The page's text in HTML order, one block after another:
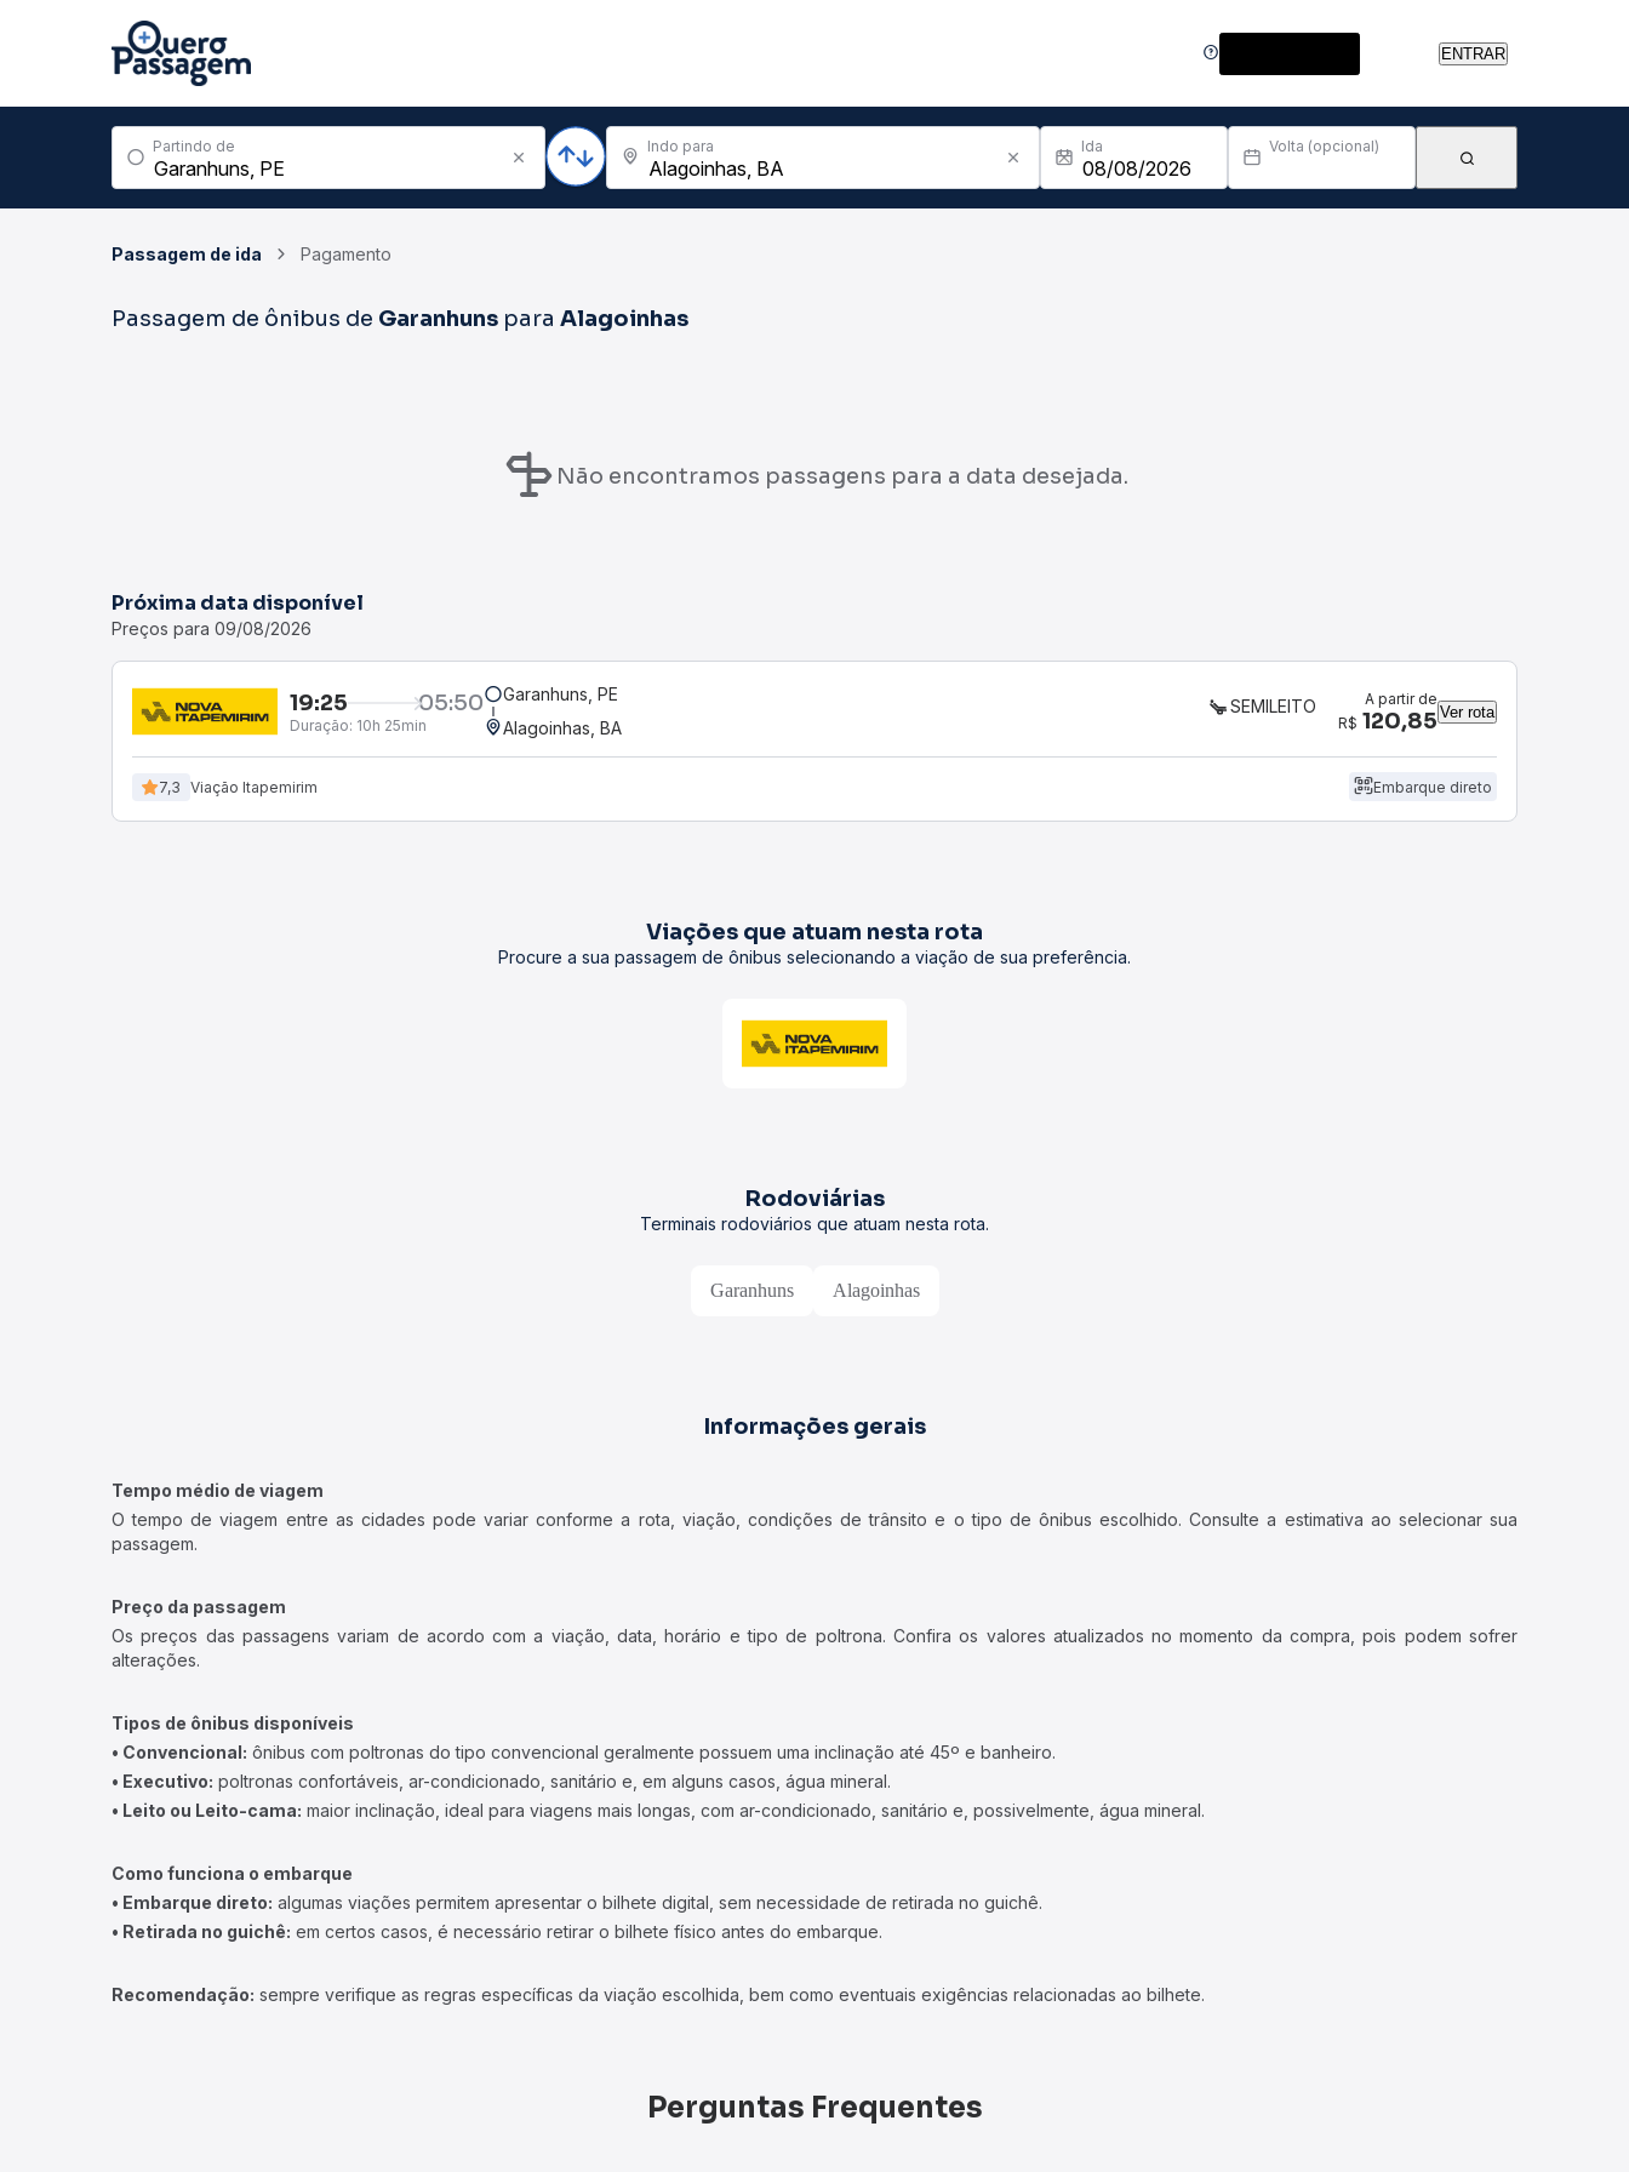
ENTRAR
Partindo de Indo para Ida Volta (opcional)
Passagem de ida Pagamento
Passagem de ônibus de Garanhuns para Alagoinhas
Não encontramos passagens para a data desejada.
Próxima data disponível
Preços para 09/08/2026
19:25 05:50
Duração: 10h 25min
Garanhuns, PE
Alagoinhas, BA
SEMILEITO
A partir de
R$ 120,85 Ver rota
7,3 Viação Itapemirim Embarque direto
Viações que atuam nesta rota
Procure a sua passagem de ônibus selecionando a viação de sua preferência.
Rodoviárias
Terminais rodoviários que atuam nesta rota.
Garanhuns Alagoinhas
Informações gerais
Tempo médio de viagem
O tempo de viagem entre as cidades pode variar conforme a rota, viação, condições de trânsito e o tipo de ônibus escolhido. Consulte a estimativa ao selecionar sua
passagem.
Preço da passagem
Os preços das passagens variam de acordo com a viação, data, horário e tipo de poltrona. Confira os valores atualizados no momento da compra, pois podem sofrer
alterações.
Tipos de ônibus disponíveis
• Convencional: ônibus com poltronas do tipo convencional geralmente possuem uma inclinação até 45º e banheiro.
• Executivo: poltronas confortáveis, ar-condicionado, sanitário e, em alguns casos, água mineral.
• Leito ou Leito-cama: maior inclinação, ideal para viagens mais longas, com ar-condicionado, sanitário e, possivelmente, água mineral.
Como funciona o embarque
• Embarque direto: algumas viações permitem apresentar o bilhete digital, sem necessidade de retirada no guichê.
• Retirada no guichê: em certos casos, é necessário retirar o bilhete físico antes do embarque.
Recomendação: sempre verifique as regras específicas da viação escolhida, bem como eventuais exigências relacionadas ao bilhete.
Perguntas Frequentes